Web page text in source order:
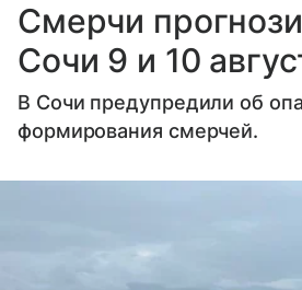
Смерчи
Сочи 9 и 10
В Сочи предупредили об
формирования смерчей.